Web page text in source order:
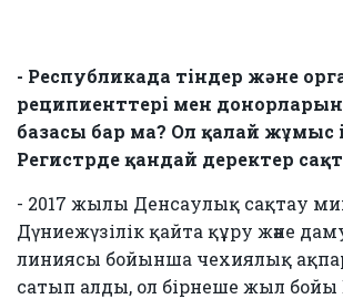
- Республикада тіндер және
реципиенттері мен
базасы бар ма? Ол қалай жұмыс
Регистрде қандай деректер
- 2017 жылы Денсаулық сақтау
Дүниежүзілік қайта құру және
линиясы бойынша чехиялық
сатып алды, ол бірнеше жыл бойы